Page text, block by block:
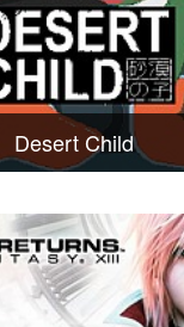
Desert Child